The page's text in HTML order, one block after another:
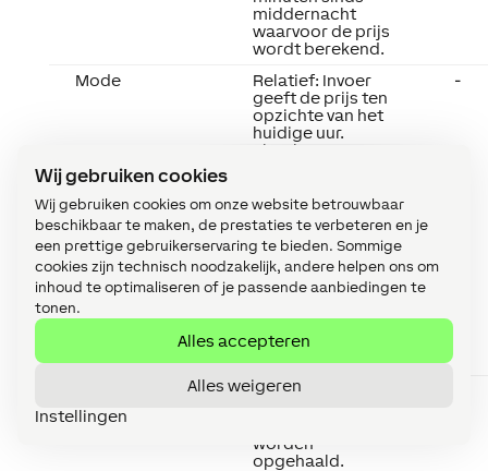
Wij gebruiken cookies
Wij gebruiken cookies om onze website betrouwbaar
beschikbaar te maken, de prestaties te verbeteren en je
een prettige gebruikerservaring te bieden. Sommige
cookies zijn technisch noodzakelijk, andere helpen ons om
inhoud te optimaliseren of je passende aanbiedingen te
tonen.
Alles accepteren
Alles weigeren
Instellingen
middernacht
waarvoor de prijs
wordt berekend.
Mode
Relatief: Invoer
geeft de prijs ten
opzichte van het
huidige uur.
Absoluut: Invoer
(00:00 tot 23:00).
Spotmarkt: De
gegevens worden
verkregen van de
Europese
spotmarkten voor
ingangen voor de
uurprijzen zijn
verborgen.
-
Spotmarktgebied
worden
opgehaald.